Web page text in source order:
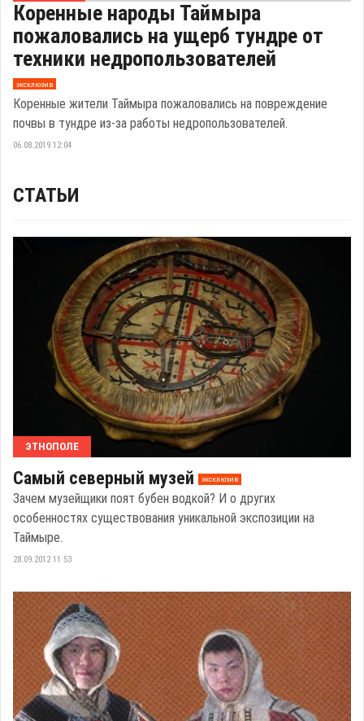
Коренные народы Таймыра
пожаловались на ущерб тундре от
техники недропользователей
эксклюзив
Коренные жители Таймыра пожаловались на повреждение
почвы в тундре из-за работы недропользователей.
06.08.2019 12:04
СТАТЬИ
ЭТНОПОЛЕ
Самый северный музей эксклюзив
Зачем музейщики поят бубен водкой? И о других
особенностях существования уникальной экспозиции на
Таймыре.
28.09.2012 11:53